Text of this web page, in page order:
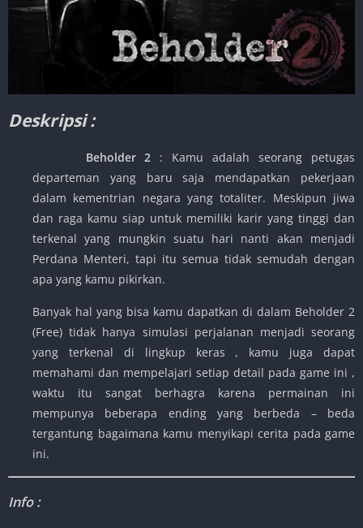
Deskripsi :
Beholder 2 : Kamu adalah seorang petugas
departeman yang baru saja mendapatkan pekerjaan
dalam kementrian negara yang totaliter. Meskipun jiwa
dan raga kamu siap untuk memiliki karir yang tinggi dan
terkenal yang mungkin suatu hari nanti akan menjadi
Perdana Menteri, tapi itu semua tidak semudah dengan
apa yang kamu pikirkan.
Banyak hal yang bisa kamu dapatkan di dalam Beholder 2
(Free) tidak hanya simulasi perjalanan menjadi seorang
yang terkenal di lingkup keras , kamu juga dapat
memahami dan mempelajari setiap detail pada game ini ,
waktu itu sangat berhagra karena permainan ini
mempunya beberapa ending yang berbeda – beda
tergantung bagaimana kamu menyikapi cerita pada game
ini.
Info :